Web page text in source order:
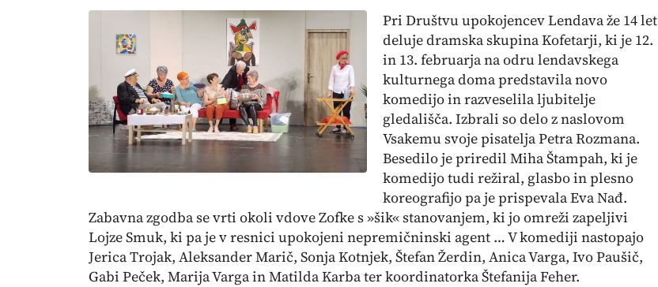
Pri Društvu upokojencev Lendava že 14 let
deluje dramska skupina Kofetarji, ki je 12.
in 13. februarja na odru lendavskega
kulturnega doma predstavila novo
komedijo in razveselila ljubitelje
gledališča. Izbrali so delo z naslovom
Vsakemu svoje pisatelja Petra Rozmana.
Besedilo je priredil Miha Štampah, ki je
komedijo tudi režiral, glasbo in plesno
koreografijo pa je prispevala Eva Nađ.
Zabavna zgodba se vrti okoli vdove Zofke s »šik« stanovanjem, ki jo omreži zapeljivi
Lojze Smuk, ki pa je v resnici upokojeni nepremičninski agent … V komediji nastopajo
Jerica Trojak, Aleksander Marič, Sonja Kotnjek, Štefan Žerdin, Anica Varga, Ivo Paušič,
Gabi Peček, Marija Varga in Matilda Karba ter koordinatorka Štefanija Feher.